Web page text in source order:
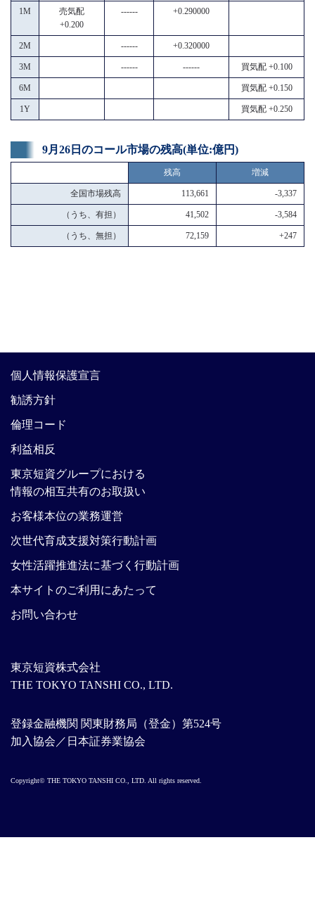
1M
売気配
+0.200
------ +0.290000
2M ------ +0.320000
3M ------ ------ 買気配 +0.100
6M 買気配 +0.150
1Y 買気配 +0.250
9月26日のコール市場の残高(単位:億円)
残高 増減
全国市場残高 113,661 -3,337
（うち、有担） 41,502 -3,584
（うち、無担） 72,159 +247
東京短資株式会社
THE TOKYO TANSHI CO., LTD.
登録金融機関 関東財務局（登金）第524号
加入協会／日本証券業協会
個人情報保護宣言
勧誘方針
倫理コード
利益相反
東京短資グループにおける
情報の相互共有のお取扱い
お客様本位の業務運営
次世代育成支援対策行動計画
女性活躍推進法に基づく行動計画
本サイトのご利用にあたって
お問い合わせ
Copyright© THE TOKYO TANSHI CO., LTD. All rights reserved.